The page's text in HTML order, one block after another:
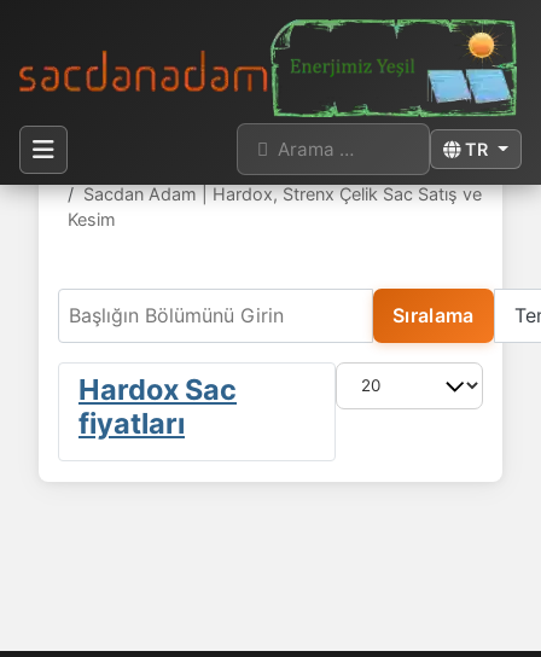
Dilinizi seçin
TR
Arama
Buradasınız:
Sacdan Adam | Hardox, Strenx Çelik Sac Satış ve
Kesim
Sıralama
Göster #
Hardox Sac
fiyatları